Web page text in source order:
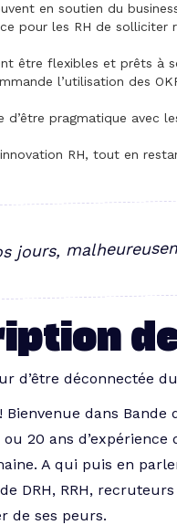
en soutien du
pour les RH de
être flexibles et prêts à
l’utilisation des
d’être pragmatique avec
RH, tout en
jours,
d’être déconnectée
Bienvenue dans
20 ans
A qui puis en
DRH, RRH,
de ses peurs.